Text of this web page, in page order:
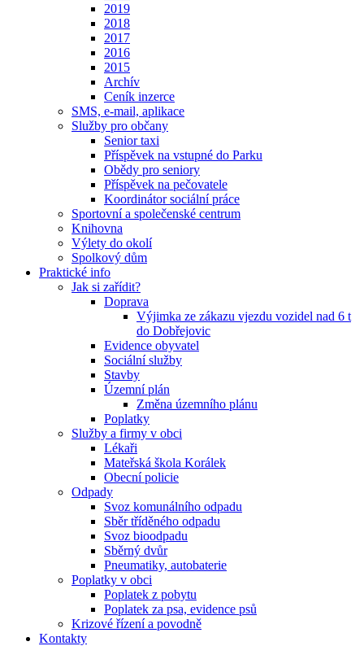
2019
2018
2017
2016
2015
Archív
Ceník inzerce
SMS, e-mail, aplikace
Služby pro občany
Senior taxi
Příspěvek na vstupné do Parku
Obědy pro seniory
Příspěvek na pečovatele
Koordinátor sociální práce
Sportovní a společenské centrum
Knihovna
Výlety do okolí
Spolkový dům
Praktické info
Jak si zařídit?
Doprava
Výjimka ze zákazu vjezdu vozidel nad 6 t
do Dobřejovic
Evidence obyvatel
Sociální služby
Stavby
Územní plán
Změna územního plánu
Poplatky
Služby a firmy v obci
Lékaři
Mateřská škola Korálek
Obecní policie
Odpady
Svoz komunálního odpadu
Sběr tříděného odpadu
Svoz bioodpadu
Sběrný dvůr
Pneumatiky, autobaterie
Poplatky v obci
Poplatek z pobytu
Poplatek za psa, evidence psů
Krizové řízení a povodně
Kontakty